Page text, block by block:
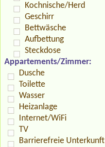
Kochnische/Herd
Geschirr
Bettwäsche
Aufbettung
Steckdose
Appartements/Zimmer:
Dusche
Toilette
Wasser
Heizanlage
Internet/WiFi
TV
Barrierefreie Unterkunft